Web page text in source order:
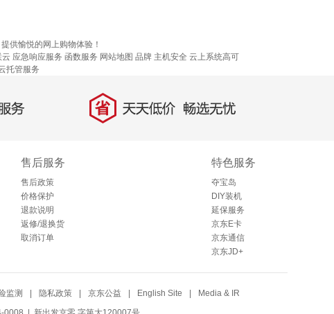
供愉悦的网上购物体验！
云 应急响应服务 函数服务 网站地图 品牌 主机安全 云上系统高可
托管服务
省 天天低价，畅选无忧
售后服务
售后政策
价格保护
退款说明
返修/退换货
取消订单
特色服务
夺宝岛
DIY装机
延保服务
京东E卡
京东通信
京东JD+
监测 隐私政策 京东公益 English Site Media & IR